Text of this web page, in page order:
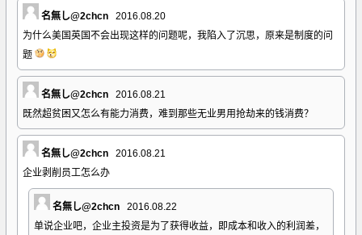
名無し@2chcn
2016.08.20
为什么美国英国不会出现这样的问题呢，我陷入了沉思，原来是制度的问
题
名無し@2chcn
2016.08.21
既然超贫困又怎么有能力消费，难到那些无业男用抢劫来的钱消费？
名無し@2chcn
2016.08.21
企业剥削员工怎么办
名無し@2chcn
2016.08.22
单说企业吧，企业主投资是为了获得收益，即成本和收入的利润差，